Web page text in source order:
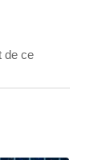
de ce